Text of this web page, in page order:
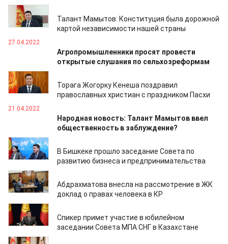
05.05.2022
Талант Мамытов: Конституция была дорожной
картой независимости нашей страны
27.04.2022
Агропромышленники просят провести
открытые слушания по сельхозреформам
24.04.2022
Торага Жогорку Кенеша поздравил
православных христиан с праздником Пасхи
21.04.2022
Народная новость: Талант Мамытов ввел
общественность в заблуждение?
05.04.2022
В Бишкеке прошло заседание Совета по
развитию бизнеса и предпринимательства
03.04.2022
Абдрахматова внесла на рассмотрение в ЖК
доклад о правах человека в КР
27.03.2022
Спикер примет участие в юбилейном
заседании Совета МПА СНГ в Казахстане
23.03.2022